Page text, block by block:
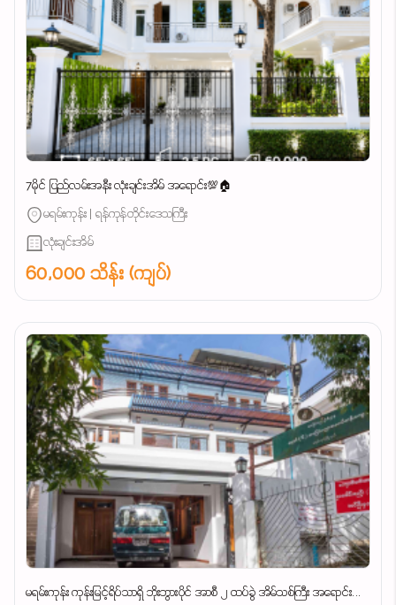
7မိုင် ပြည်လမ်းအနီး လုံးချင်းအိမ် အရောင်း💯🏠
မရမ်းကုန်း | ရန်ကုန်တိုင်းဒေသကြီး
လုံးချင်းအိမ်
60,000 သိန်း (ကျပ်)
မရမ်းကုန်း ကုန်းမြင့်ရိပ်သာရှိ ဘိုးဘွားပိုင် အာစီ ၂ ထပ်ခွဲ အိမ်သစ်ကြီး အရောင်း...